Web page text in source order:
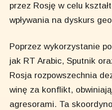
przez Rosję w celu
wpływania na dyskurs
Poprzez wykorzystanie
jak RT Arabic, Sputnik
Rosja rozpowszechnia
winę za konflikt,
agresorami. Ta